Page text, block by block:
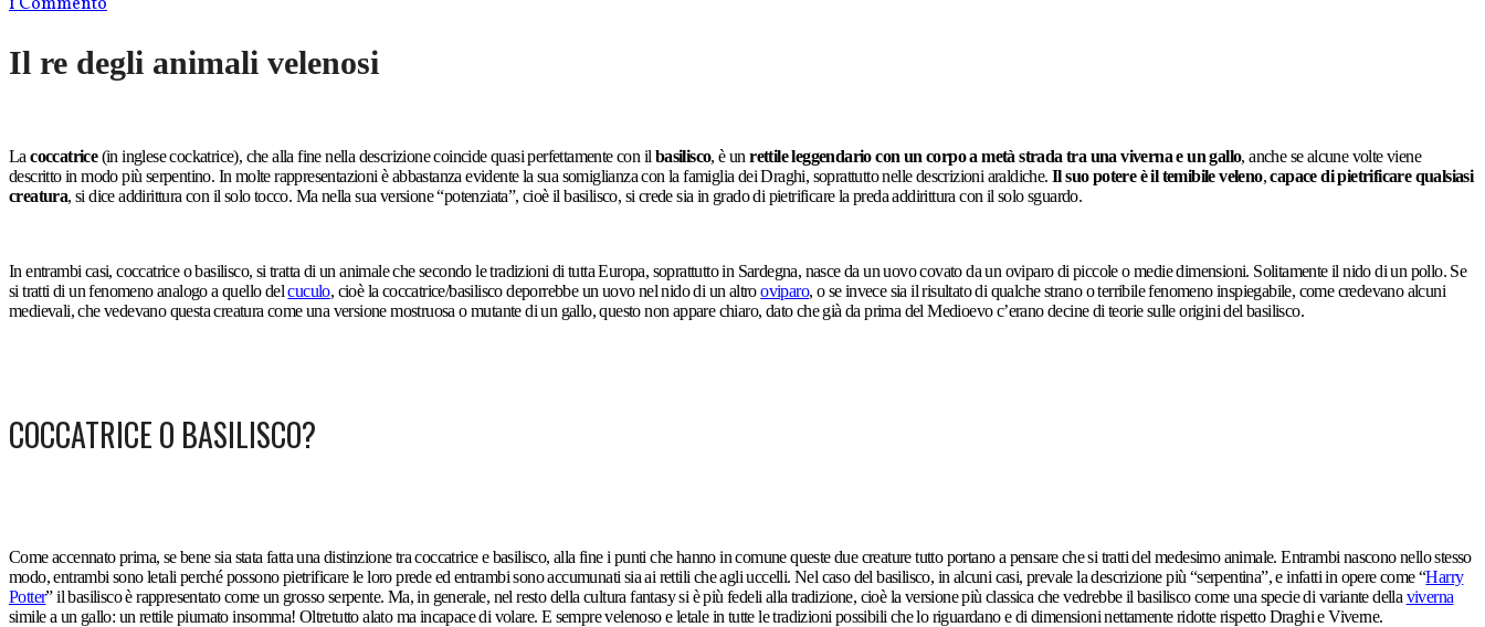
Il re degli animali velenosi
Lacoccatrice(in inglese cockatrice), che alla fine nella descrizione coincide quasi perfettamente con il basilisco, è unrettile leggendario con un corpo a metà strada tra una viverna e un gallo, anche se alcune volte viene
descritto in modo più serpentino. In molte rappresentazioni è abbastanza evidente la sua somiglianza con la famiglia dei Draghi, soprattutto nelle descrizioni araldiche.Il suo potere è il temibile veleno,capace di pietrificare qualsiasi
creatura, si dice addirittura con il solo tocco. Ma nella sua versione “potenziata”, cioè il basilisco, si crede sia in grado di pietrificare la preda addirittura con il solo sguardo.
In entrambi casi, coccatrice o basilisco, si tratta di un animale che secondo le tradizioni di tutta Europa, soprattutto in Sardegna, nasce da un uovo covato da un oviparo di piccole o medie dimensioni. Solitamente il nido di un pollo. Se
si tratti di un fenomeno analogo a quello delcuculo, cioè la coccatrice/basilisco deporrebbe un uovo nel nido di un altrooviparo, o se invece sia il risultato di qualche strano o terribile fenomeno inspiegabile, come credevano alcuni
medievali, che vedevano questa creatura come una versione mostruosa o mutante di un gallo, questo non appare chiaro, dato che già da prima del Medioevo c’erano decine di teorie sulle origini del basilisco.
COCCATRICE O BASILISCO?
Come accennato prima, se bene sia stata fatta una distinzione tra coccatrice e basilisco, alla fine i punti che hanno in comune queste due creature tutto portano a pensare che si tratti del medesimo animale. Entrambi nascono nello stesso
modo, entrambi sono letali perché possono pietrificare le loro prede ed entrambi sono accumunati sia ai rettili che agli uccelli. Nel caso del basilisco, in alcuni casi, prevale la descrizione più “serpentina”, e infatti in opere come “Harry
Potter” il basilisco è rappresentato come un grosso serpente. Ma, in generale, nel resto della cultura fantasy si è più fedeli alla tradizione, cioè la versione più classica che vedrebbe il basilisco come una specie di variante della viverna
simile a un gallo: un rettile piumato insomma! Oltretutto alato ma incapace di volare. E sempre velenoso e letale in tutte le tradizioni possibili che lo riguardano e di dimensioni nettamente ridotte rispetto Draghi e Viverne.